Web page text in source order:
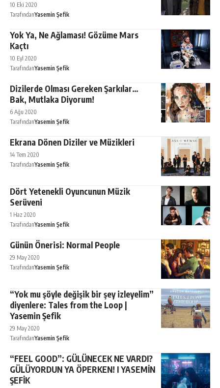
10 Eki 2020
TarafındanYasemin Şefik
Yok Ya, Ne Ağlaması! Gözüme Mars
Kaçtı
10 Eyl 2020
TarafındanYasemin Şefik
Dizilerde Olması Gereken Şarkılar…
Bak, Mutlaka Diyorum!
6 Ağu 2020
TarafındanYasemin Şefik
Ekrana Dönen Diziler ve Müzikleri
14 Tem 2020
TarafındanYasemin Şefik
Dört Yetenekli Oyuncunun Müzik
Serüveni
1 Haz 2020
TarafındanYasemin Şefik
Günün Önerisi: Normal People
29 May 2020
TarafındanYasemin Şefik
“Yok mu şöyle değişik bir şey izleyelim”
diyenlere: Tales from the Loop |
Yasemin Şefik
29 May 2020
TarafındanYasemin Şefik
“FEEL GOOD”: GÜLÜNECEK NE VARDI?
GÜLÜYORDUN YA ÖPERKEN! I YASEMİN
ŞEFİK